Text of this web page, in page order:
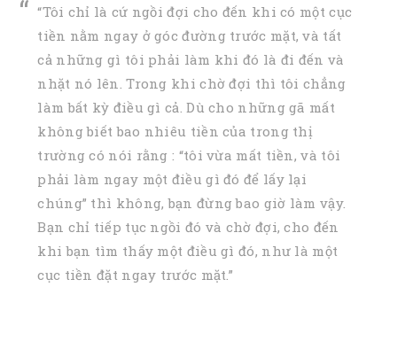
“Tôi chỉ là cứ ngồi đợi cho đến khi có một cục
tiền nằm ngay ở góc đường trước mặt, và tất
cả những gì tôi phải làm khi đó là đi đến và
nhặt nó lên. Trong khi chờ đợi thì tôi chẳng
làm bất kỳ điều gì cả. Dù cho những gã mất
không biết bao nhiêu tiền của trong thị
trường có nói rằng : “tôi vừa mất tiền, và tôi
phải làm ngay một điều gì đó để lấy lại
chúng” thì không, bạn đừng bao giờ làm vậy.
Bạn chỉ tiếp tục ngồi đó và chờ đợi, cho đến
khi bạn tìm thấy một điều gì đó, như là một
cục tiền đặt ngay trước mặt.”